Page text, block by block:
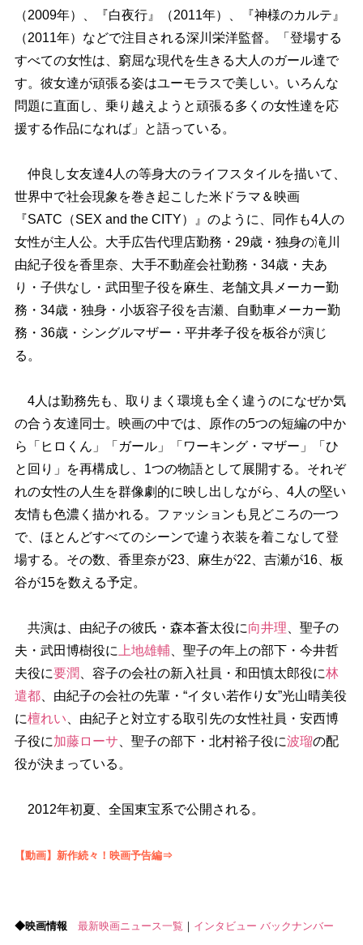
（2009年）、『白夜行』（2011年）、『神様のカルテ』
（2011年）などで注目される深川栄洋監督。「登場する
すべての女性は、窮屈な現代を生きる大人のガール達で
す。彼女達が頑張る姿はユーモラスで美しい。いろんな
問題に直面し、乗り越えようと頑張る多くの女性達を応
援する作品になれば」と語っている。
仲良し女友達4人の等身大のライフスタイルを描いて、
世界中で社会現象を巻き起こした米ドラマ＆映画
『SATC（SEX and the CITY）』のように、同作も4人の
女性が主人公。大手広告代理店勤務・29歳・独身の滝川
由紀子役を香里奈、大手不動産会社勤務・34歳・夫あ
り・子供なし・武田聖子役を麻生、老舗文具メーカー勤
務・34歳・独身・小坂容子役を吉瀬、自動車メーカー勤
務・36歳・シングルマザー・平井孝子役を板谷が演じ
る。
4人は勤務先も、取りまく環境も全く違うのになぜか気
の合う友達同士。映画の中では、原作の5つの短編の中か
ら「ヒロくん」「ガール」「ワーキング・マザー」「ひ
と回り」を再構成し、1つの物語として展開する。それぞ
れの女性の人生を群像劇的に映し出しながら、4人の堅い
友情も色濃く描かれる。ファッションも見どころの一つ
で、ほとんどすべてのシーンで違う衣装を着こなして登
場する。その数、香里奈が23、麻生が22、吉瀬が16、板
谷が15を数える予定。
共演は、由紀子の彼氏・森本蒼太役に向井理 、聖子の
夫・武田博樹役に 上地雄輔、聖子の年上の部下・今井哲
夫役に要潤 、容子の会社の新入社員・和田慎太郎役に林
遣都、由紀子の会社の先輩・“イタい若作り女”光山晴美役
に檀れい 、由紀子と対立する取引先の女性社員・安西博
子役に加藤ローサ 、聖子の部下・北村裕子役に波瑠の配
役が決まっている。
2012年初夏、全国東宝系で公開される。
【動画】新作続々！映画予告編⇒
◆映画情報 最新映画ニュース一覧 ｜ インタビュー バックナンバー